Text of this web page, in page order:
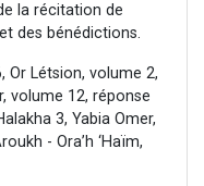
la récitation de
des bénédictions.
Or Létsion, volume 2,
volume 12, réponse
3, Yabia Omer,
- Ora’h ‘Haïm,